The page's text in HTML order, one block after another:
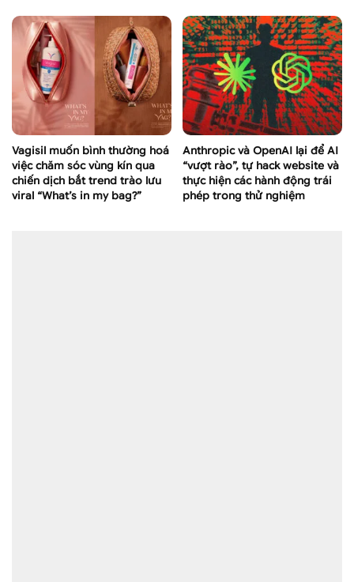
Vagisil muốn bình thường hoá
việc chăm sóc vùng kín qua
chiến dịch bắt trend trào lưu
viral “What’s in my bag?”
Anthropic và OpenAI lại để AI
“vượt rào”, tự hack website và
thực hiện các hành động trái
phép trong thử nghiệm